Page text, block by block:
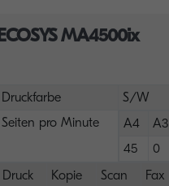
ECOSYS MA4500ix
Druckfarbe
S/W
Seiten pro Minute
A4
A3
45
0
Druck
Kopie Scan Fax